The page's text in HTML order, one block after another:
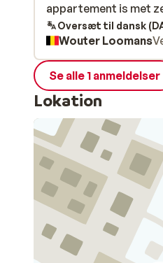
appartement is met
appartement is met
Oversæt til dansk
Wouter Loomans
Se alle 1 anmeldelser
Lokation